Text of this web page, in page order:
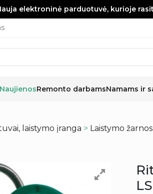
elektroninė parduotuvė, kurioje
NaujienosRemonto darbamsNamams ir
laistymo įranga > Laistymo žarnos